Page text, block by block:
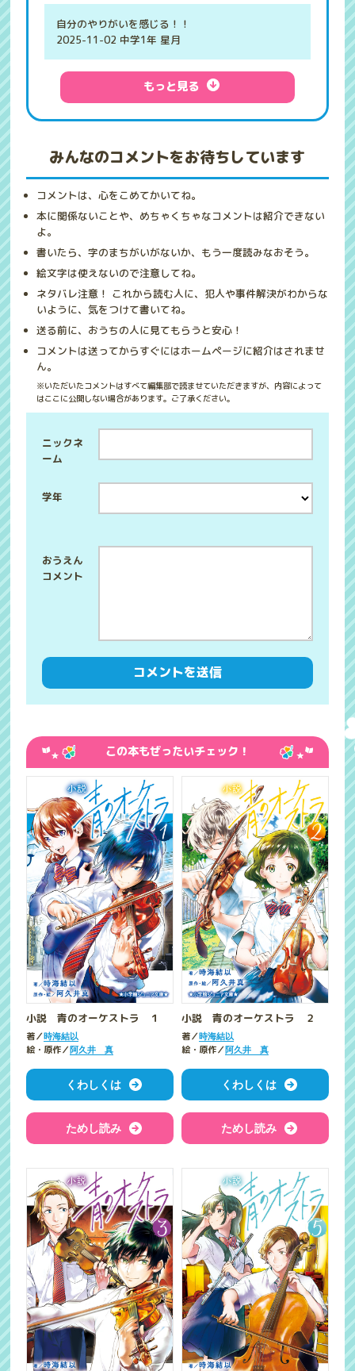
自分のやりがいを感じる！！
2025-11-02 中学1年 星月
もっと見る
みんなのコメントをお待ちしています
コメントは、心をこめてかいてね。
本に関係ないことや、めちゃくちゃなコメントは紹介できない
よ。
書いたら、字のまちがいがないか、もう一度読みなおそう。
絵文字は使えないので注意してね。
ネタバレ注意！ これから読む人に、犯人や事件解決がわからな
いように、気をつけて書いてね。
送る前に、おうちの人に見てもらうと安心！
コメントは送ってからすぐにはホームページに紹介はされませ
ん。
※いただいたコメントはすべて編集部で読ませていただきますが、内容によって
はここに公開しない場合があります。ご了承ください。
学年
ニックネ
ーム
この本もぜったいチェック！
小説 青のオーケストラ １
著／時海結以
絵・原作／阿久井 真
くわしくは
ためし読み
小説 青のオーケストラ ２
著／時海結以
絵・原作／阿久井 真
くわしくは
ためし読み